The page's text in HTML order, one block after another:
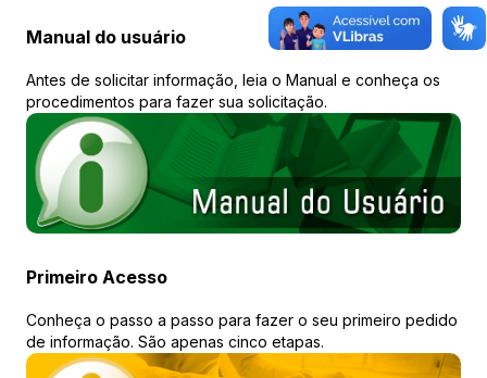
Manual do usuário
Antes de solicitar informação, leia o Manual e conheça os
procedimentos para fazer sua solicitação.
Primeiro Acesso
Conheça o passo a passo para fazer o seu primeiro pedido
de informação. São apenas cinco etapas.